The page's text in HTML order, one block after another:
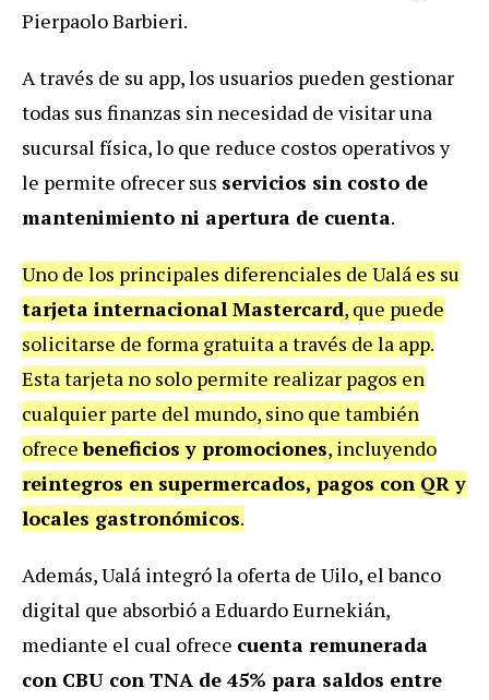
Pierpaolo Barbieri.
A través de su app, los usuarios pueden gestionar
todas sus finanzas sin necesidad de visitar una
sucursal física, lo que reduce costos operativos y
le permite ofrecer sus servicios sin costo de
mantenimiento ni apertura de cuenta.
Uno de los principales diferenciales de Ualá es su
tarjeta internacional Mastercard, que puede
solicitarse de forma gratuita a través de la app.
Esta tarjeta no solo permite realizar pagos en
cualquier parte del mundo, sino que también
ofrecebeneficios y promociones, incluyendo
reintegros en supermercados, pagos con QR y
locales gastronómicos.
Además, Ualá integró la oferta de Uilo, el banco
digital que absorbió a Eduardo Eurnekián,
mediante el cual ofrece cuenta remunerada
con CBU con TNA de 45% para saldos entre